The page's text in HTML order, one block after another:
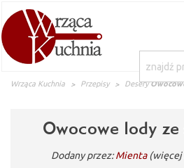
Wrząca Kuchnia Przepisy Desery
Owocowe lody
Dodany przez:Mienta (więcej